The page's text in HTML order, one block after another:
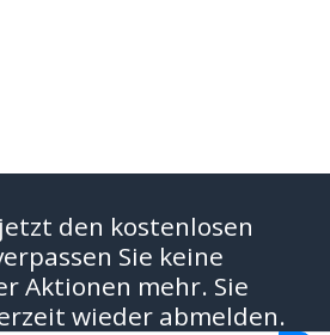
den kostenlosen
Sie keine
Aktionen mehr. Sie
wieder abmelden.